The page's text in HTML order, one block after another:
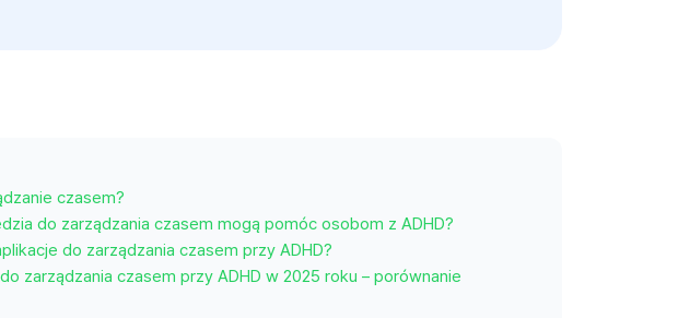
czasem?
do zarządzania czasem mogą pomóc osobom z ADHD?
do zarządzania czasem przy ADHD?
zarządzania czasem przy ADHD w 2025 roku – porównanie